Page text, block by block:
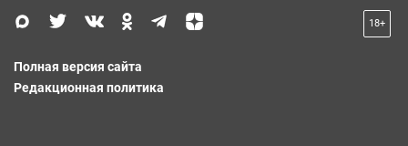
18+
Полная версия сайта
Редакционная политика